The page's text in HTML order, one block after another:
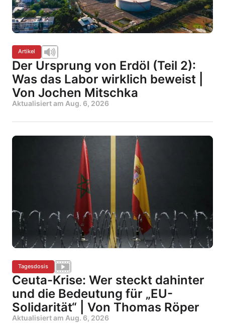
Artikel
Der Ursprung von Erdöl (Teil 2):
Was das Labor wirklich beweist |
Von Jochen Mitschka
Aktualisiert am Aug. 6, 2026
Tagesdosis
Ceuta-Krise: Wer steckt dahinter
und die Bedeutung für „EU-
Solidarität“ | Von Thomas Röper
Aktualisiert am Aug. 6, 2026